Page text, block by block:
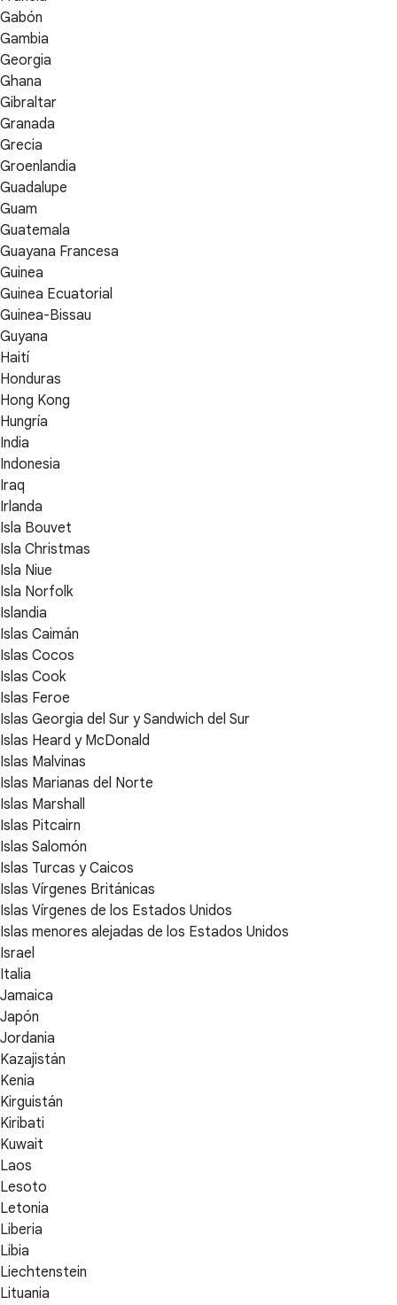
Gabón
Gambia
Georgia
Ghana
Gibraltar
Granada
Grecia
Groenlandia
Guadalupe
Guam
Guatemala
Guayana Francesa
Guinea
Guinea Ecuatorial
Guinea-Bissau
Guyana
Haití
Honduras
Hong Kong
Hungría
India
Indonesia
Iraq
Irlanda
Isla Bouvet
Isla Christmas
Isla Niue
Isla Norfolk
Islandia
Islas Caimán
Islas Cocos
Islas Cook
Islas Feroe
Islas Georgia del Sur y Sandwich del Sur
Islas Heard y McDonald
Islas Malvinas
Islas Marianas del Norte
Islas Marshall
Islas Pitcairn
Islas Salomón
Islas Turcas y Caicos
Islas Vírgenes Británicas
Islas Vírgenes de los Estados Unidos
Islas menores alejadas de los Estados Unidos
Israel
Italia
Jamaica
Japón
Jordania
Kazajistán
Kenia
Kirguistán
Kiribati
Kuwait
Laos
Lesoto
Letonia
Liberia
Libia
Liechtenstein
Lituania